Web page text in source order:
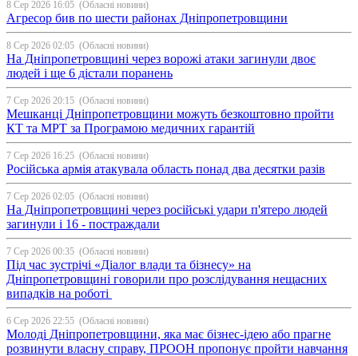
8 Сер 2026 16:05 (Обласні новини)
Агресор бив по шести районах Дніпропетровщини
8 Сер 2026 02:05 (Обласні новини)
На Дніпропетровщині через ворожі атаки загинули двоє
людей і ще 6 дістали поранень
7 Сер 2026 20:15 (Обласні новини)
Мешканці Дніпропетровщини можуть безкоштовно пройти
КТ та МРТ за Програмою медичних гарантій
7 Сер 2026 16:25 (Обласні новини)
Російська армія атакувала область понад два десятки разів
7 Сер 2026 02:05 (Обласні новини)
На Дніпропетровщині через російські удари п'ятеро людей
загинули і 16 - постраждали
7 Сер 2026 00:35 (Обласні новини)
Під час зустрічі «Діалог влади та бізнесу» на
Дніпропетровщині говорили про розслідування нещасних
випадків на роботі
6 Сер 2026 22:55 (Обласні новини)
Молоді Дніпропетровщини, яка має бізнес-ідею або прагне
розвинути власну справу, ПРООН пропонує пройти навчання